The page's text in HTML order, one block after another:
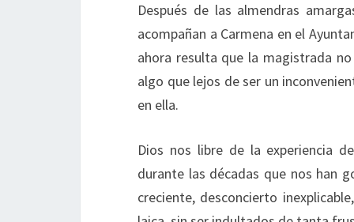
Después de las almendras
acompañan a Carmena en el
ahora resulta que la magistrada
algo que lejos de ser un
en ella.
Dios nos libre de la experiencia
durante las décadas que nos han
creciente, desconcierto